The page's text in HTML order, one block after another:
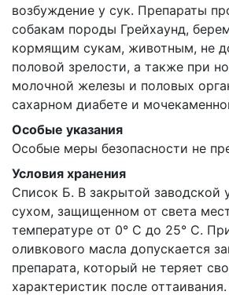
возбуждение у сук. Препараты
собакам породы Грейхаунд,
кормящим сукам, животным, не
половой зрелости, а также при
молочной железы и половых
сахарном диабете и
Особые указания
Особые меры безопасности не
Условия хранения
Список Б. В закрытой заводской
сухом, защищенном от света
температуре от 0° С до 25° С.
оливкового масла допускается
препарата, который не теряет
характеристик после